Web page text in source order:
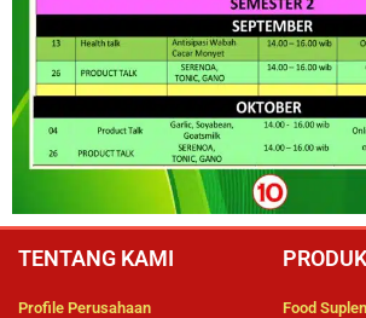
TENTANG KAMI
Profile Perusahaan
PRODUK
Food